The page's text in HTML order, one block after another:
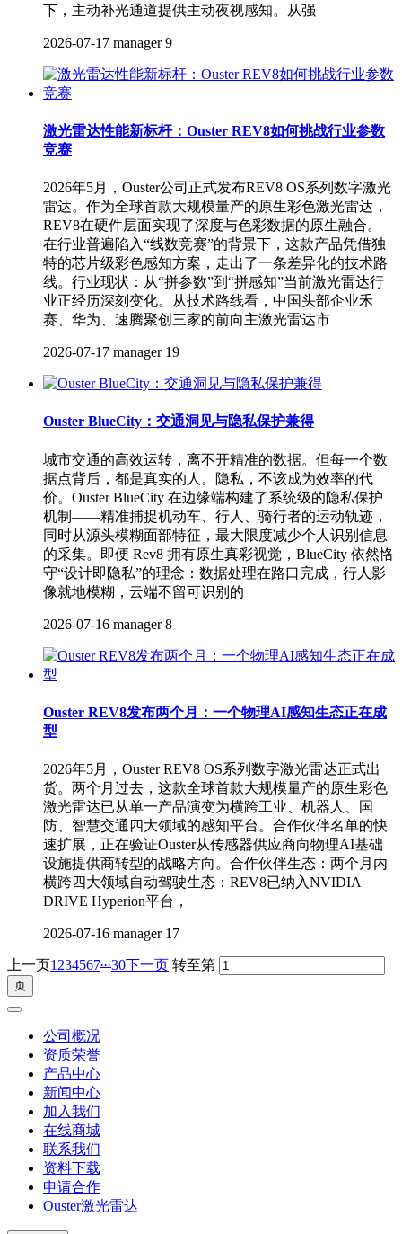
下，主动补光通道提供主动夜视感知。从强
2026-07-17 manager 9
激光雷达性能新标杆：Ouster REV8如何挑战行业参数
竞赛
2026年5月，Ouster公司正式发布REV8 OS系列数字激光
雷达。作为全球首款大规模量产的原生彩色激光雷达，
REV8在硬件层面实现了深度与色彩数据的原生融合。
在行业普遍陷入“线数竞赛”的背景下，这款产品凭借独
特的芯片级彩色感知方案，走出了一条差异化的技术路
线。行业现状：从“拼参数”到“拼感知”当前激光雷达行
业正经历深刻变化。从技术路线看，中国头部企业禾
赛、华为、速腾聚创三家的前向主激光雷达市
2026-07-17 manager 19
Ouster BlueCity：交通洞见与隐私保护兼得
城市交通的高效运转，离不开精准的数据。但每一个数
据点背后，都是真实的人。隐私，不该成为效率的代
价。Ouster BlueCity 在边缘端构建了系统级的隐私保护
机制——精准捕捉机动车、行人、骑行者的运动轨迹，
同时从源头模糊面部特征，最大限度减少个人识别信息
的采集。即便 Rev8 拥有原生真彩视觉，BlueCity 依然恪
守“设计即隐私”的理念：数据处理在路口完成，行人影
像就地模糊，云端不留可识别的
2026-07-16 manager 8
Ouster REV8发布两个月：一个物理AI感知生态正在成
型
2026年5月，Ouster REV8 OS系列数字激光雷达正式出
货。两个月过去，这款全球首款大规模量产的原生彩色
激光雷达已从单一产品演变为横跨工业、机器人、国
防、智慧交通四大领域的感知平台。合作伙伴名单的快
速扩展，正在验证Ouster从传感器供应商向物理AI基础
设施提供商转型的战略方向。合作伙伴生态：两个月内
横跨四大领域自动驾驶生态：REV8已纳入NVIDIA
DRIVE Hyperion平台，
2026-07-16 manager 17
上一页1 234567...30下一页 转至第
公司概况
资质荣誉
产品中心
新闻中心
加入我们
在线商城
联系我们
资料下载
申请合作
Ouster激光雷达